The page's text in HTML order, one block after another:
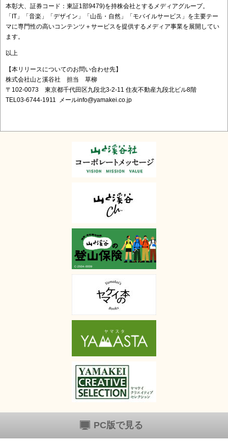
本彰大、証券コード：東証1部9479)を持株会社とするメディアグループ。
「IT」「音楽」「デザイン」「山岳・自然」「モバイルサービス」を主要テー
マに専門性の高いコンテンツ＋サービスを提供するメディア事業を展開してい
ます。
以上
【本リリースについてのお問い合わせ先】
株式会社山と溪谷社 担当 草柳
〒102-0073 東京都千代田区九段北3-2-11 住友不動産九段北ビル8階
TEL03-6744-1911 メールinfo@yamakei.co.jp
PC版で見る